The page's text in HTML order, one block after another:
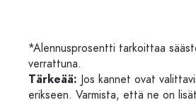
*Alennusprosentti tarkoittaa
verrattuna.
Tärkeää: Jos kannet ovat
erikseen. Varmista, että ne on